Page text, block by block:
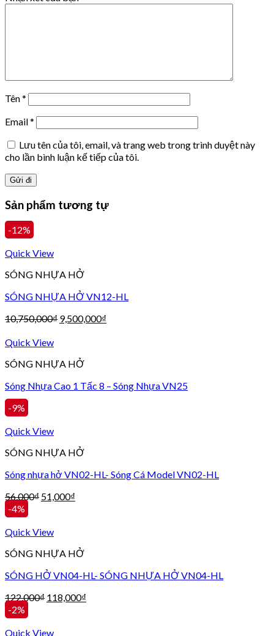
Tên*
Email*
Lưu tên của tôi, email, và trang web trong trình duyệt này
cho lần bình luận kế tiếp của tôi.
Sản phẩm tương tự
-12%
Quick View
SÓNG NHỰA HỞ
SÓNG NHỰA HỞ VN12-HL
10,750,000₫ 9,500,000₫
Quick View
SÓNG NHỰA HỞ
Sóng Nhựa Cao 1 Tấc 8 – Sóng Nhựa VN25
-9%
Quick View
SÓNG NHỰA HỞ
Sóng nhựa hở VN02-HL- Sóng Cá Model VN02-HL
56,000₫ 51,000₫
-4%
Quick View
SÓNG NHỰA HỞ
SÓNG HỞ VN04-HL- SÓNG NHỰA HỞ VN04-HL
122,000₫ 118,000₫
-2%
Quick View